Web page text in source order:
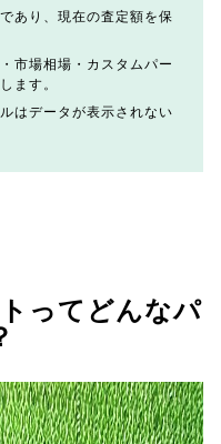
あり、現在の査定額を保
市場相場・カスタムパー
ます。
はデータが表示されない
ってどんなパ